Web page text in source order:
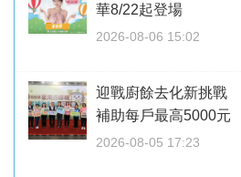
華8/22起登場
2026-08-06 15:02
迎戰廚餘去化新挑戰
補助每戶最高5000元
2026-08-05 17:23